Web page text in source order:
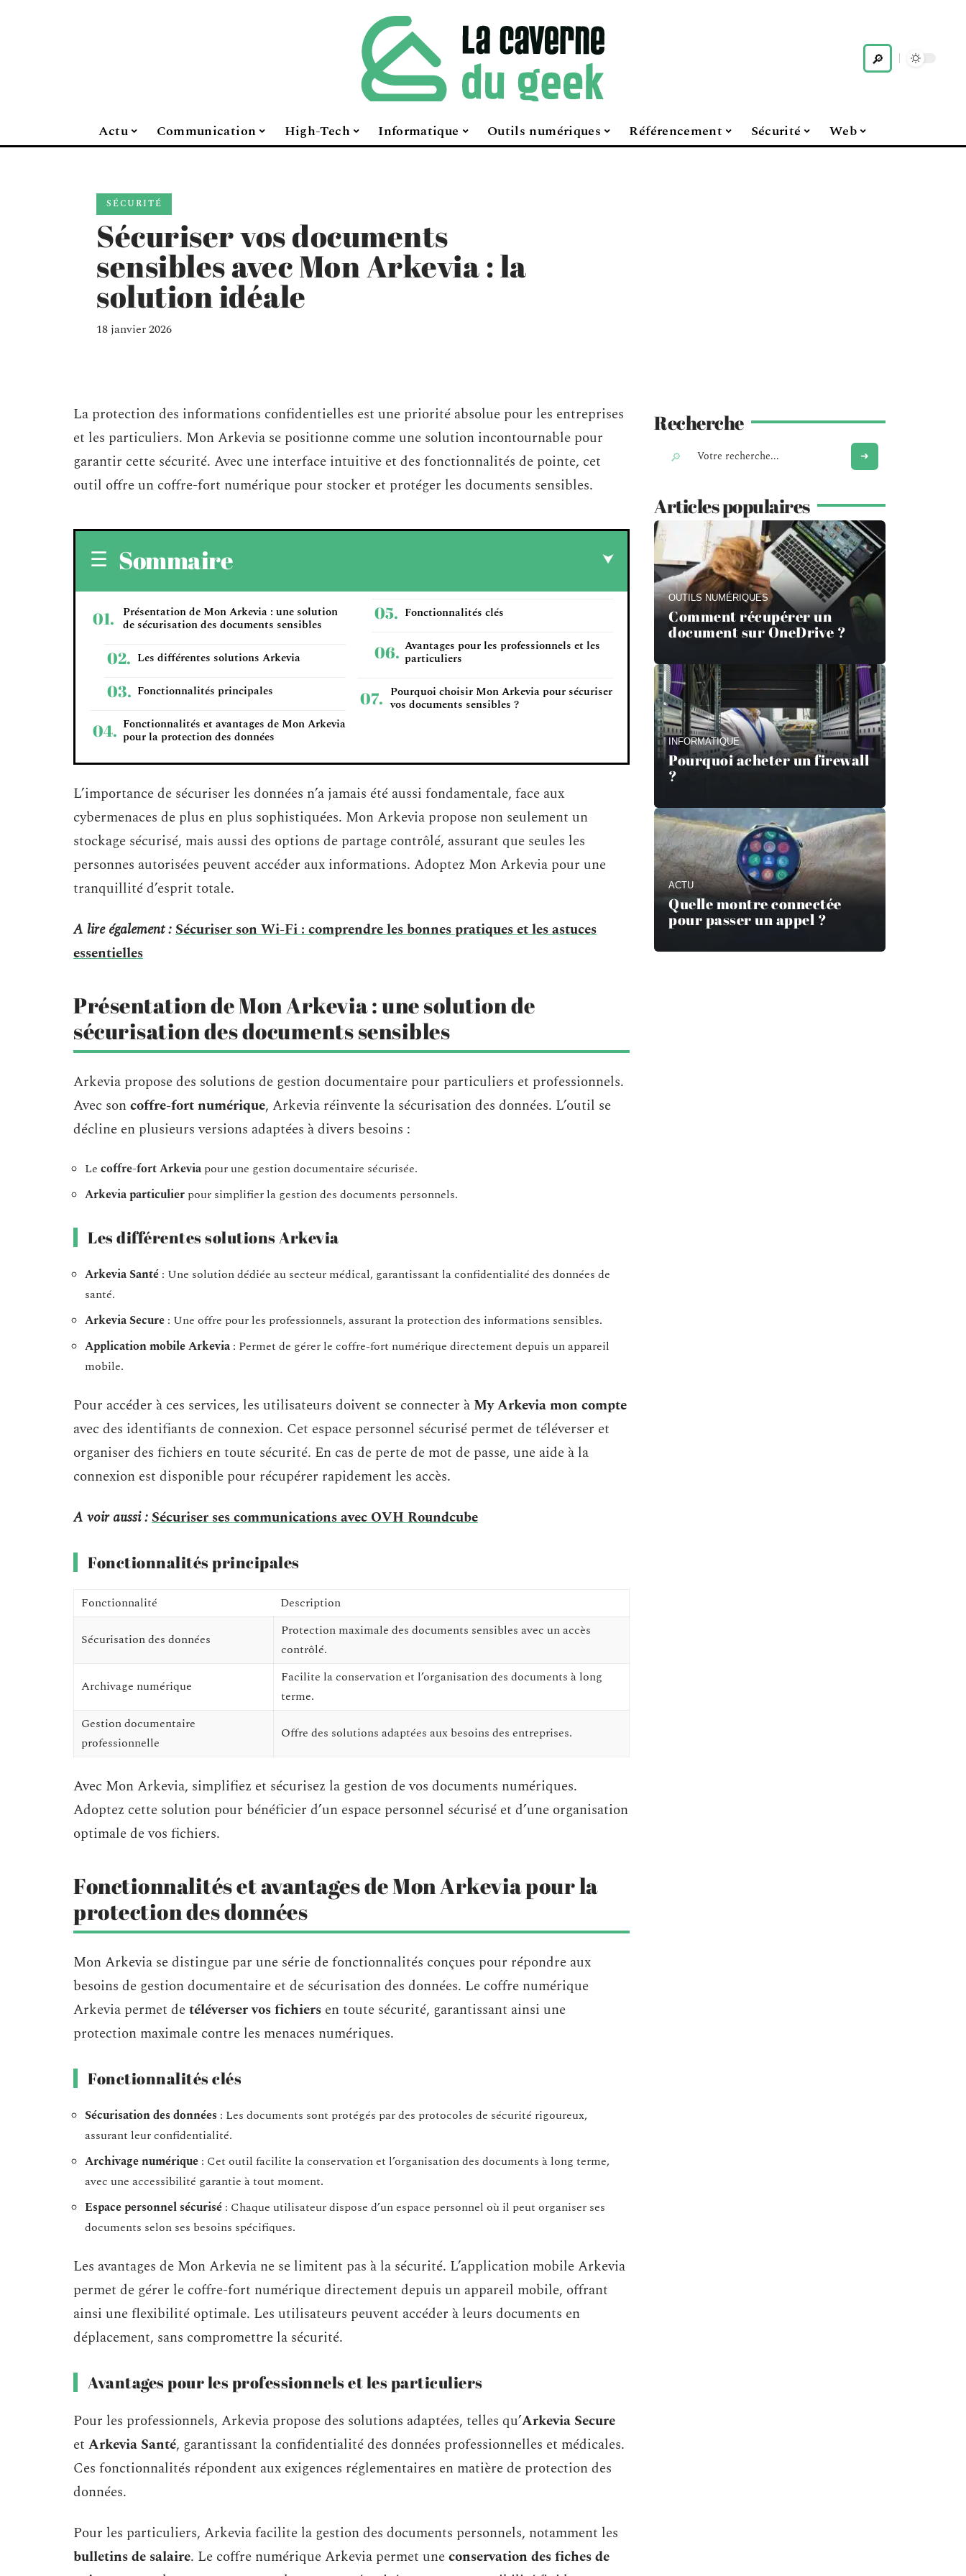
Actu Communication High-Tech Informatique Outils numériques Référencement Sécurité Web
SÉCURITÉ
Sécuriser vos documents
sensibles avec Mon Arkevia : la
solution idéale
18 janvier 2026
La protection des informations confidentielles est une priorité absolue pour les entreprises
et les particuliers. Mon Arkevia se positionne comme une solution incontournable pour
garantir cette sécurité. Avec une interface intuitive et des fonctionnalités de pointe, cet
outil offre un coffre-fort numérique pour stocker et protéger les documents sensibles.
Sommaire
Présentation de Mon Arkevia : une solution
de sécurisation des documents sensibles
Les différentes solutions Arkevia
Fonctionnalités principales
Fonctionnalités et avantages de Mon Arkevia
pour la protection des données
Fonctionnalités clés
Avantages pour les professionnels et les
particuliers
Pourquoi choisir Mon Arkevia pour sécuriser
vos documents sensibles ?
L’importance de sécuriser les données n’a jamais été aussi fondamentale, face aux
cybermenaces de plus en plus sophistiquées. Mon Arkevia propose non seulement un
stockage sécurisé, mais aussi des options de partage contrôlé, assurant que seules les
personnes autorisées peuvent accéder aux informations. Adoptez Mon Arkevia pour une
tranquillité d’esprit totale.
A lire également :Sécuriser son Wi-Fi : comprendre les bonnes pratiques et les astuces
essentielles
Présentation de Mon Arkevia : une solution de
sécurisation des documents sensibles
Arkevia propose des solutions de gestion documentaire pour particuliers et professionnels.
Avec soncoffre-fort numérique, Arkevia réinvente la sécurisation des données. L’outil se
décline en plusieurs versions adaptées à divers besoins :
Le coffre-fort Arkevia pour une gestion documentaire sécurisée.
Arkevia particulier pour simplifier la gestion des documents personnels.
Les différentes solutions Arkevia
Arkevia Santé : Une solution dédiée au secteur médical, garantissant la confidentialité des données de
santé.
Arkevia Secure : Une offre pour les professionnels, assurant la protection des informations sensibles.
Application mobile Arkevia : Permet de gérer le coffre-fort numérique directement depuis un appareil
mobile.
Pour accéder à ces services, les utilisateurs doivent se connecter à My Arkevia mon compte
avec des identifiants de connexion. Cet espace personnel sécurisé permet de téléverser et
organiser des fichiers en toute sécurité. En cas de perte de mot de passe, une aide à la
connexion est disponible pour récupérer rapidement les accès.
A voir aussi :Sécuriser ses communications avec OVH Roundcube
Fonctionnalités principales
Fonctionnalité Description
Sécurisation des données
Protection maximale des documents sensibles avec un accès
contrôlé.
Archivage numérique
Facilite la conservation et l’organisation des documents à long
terme.
Gestion documentaire
professionnelle
Offre des solutions adaptées aux besoins des entreprises.
Avec Mon Arkevia, simplifiez et sécurisez la gestion de vos documents numériques.
Adoptez cette solution pour bénéficier d’un espace personnel sécurisé et d’une organisation
optimale de vos fichiers.
Fonctionnalités et avantages de Mon Arkevia pour la
protection des données
Mon Arkevia se distingue par une série de fonctionnalités conçues pour répondre aux
besoins de gestion documentaire et de sécurisation des données. Le coffre numérique
Arkevia permet detéléverser vos fichiers en toute sécurité, garantissant ainsi une
protection maximale contre les menaces numériques.
Fonctionnalités clés
Sécurisation des données : Les documents sont protégés par des protocoles de sécurité rigoureux,
assurant leur confidentialité.
Archivage numérique : Cet outil facilite la conservation et l’organisation des documents à long terme,
avec une accessibilité garantie à tout moment.
Espace personnel sécurisé : Chaque utilisateur dispose d’un espace personnel où il peut organiser ses
documents selon ses besoins spécifiques.
Les avantages de Mon Arkevia ne se limitent pas à la sécurité. L’application mobile Arkevia
permet de gérer le coffre-fort numérique directement depuis un appareil mobile, offrant
ainsi une flexibilité optimale. Les utilisateurs peuvent accéder à leurs documents en
déplacement, sans compromettre la sécurité.
Avantages pour les professionnels et les particuliers
Pour les professionnels, Arkevia propose des solutions adaptées, telles qu’Arkevia Secure
et Arkevia Santé, garantissant la confidentialité des données professionnelles et médicales.
Ces fonctionnalités répondent aux exigences réglementaires en matière de protection des
données.
Pour les particuliers, Arkevia facilite la gestion des documents personnels, notamment les
bulletins de salaire. Le coffre numérique Arkevia permet uneconservation des fiches de
Recherche
Articles populaires
OUTILS NUMÉRIQUES
Comment récupérer un
document sur OneDrive ?
INFORMATIQUE
Pourquoi acheter un firewall
?
ACTU
Quelle montre connectée
pour passer un appel ?